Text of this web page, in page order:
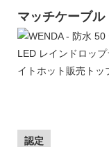
マッチケーブル
認定